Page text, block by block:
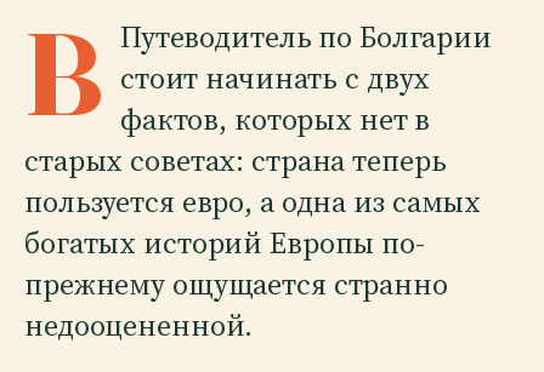
B Путеводитель по Болгарии
стоит начинать с двух
фактов, которых нет в
старых советах: страна теперь
пользуется евро, а одна из самых
богатых историй Европы по-
прежнему ощущается странно
недооцененной.